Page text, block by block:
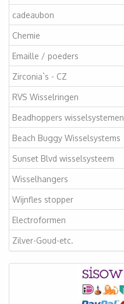
cadeaubon
Chemie
Emaille / poeders
Zirconia`s - CZ
RVS Wisselringen
Beadhoppers wisselsystemen
Beach Buggy Wisselsystems
Sunset Blvd wisselsysteem
Wisselhangers
Wijnfles stopper
Electroformen
Zilver-Goud-etc.